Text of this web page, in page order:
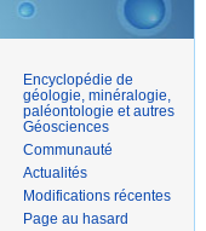
Encyclopédie de
géologie, minéralogie,
paléontologie et autres
Géosciences
Communauté
Actualités
Modifications récentes
Page au hasard